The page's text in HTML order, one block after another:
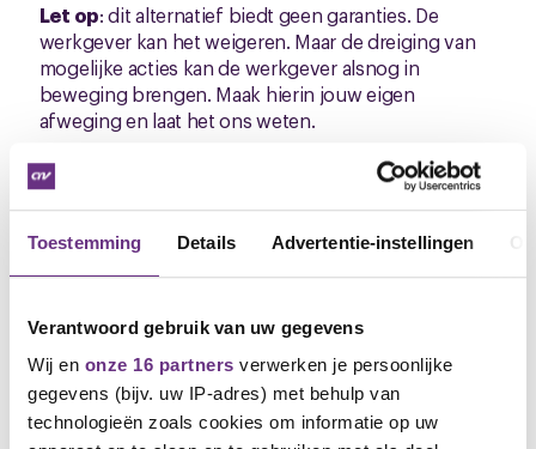
Toestemming Details Advertentie-instellingen
Verantwoord gebruik van uw gegevens
Wij en onze 16 partners verwerken je persoonlijke
gegevens (bijv. uw IP-adres) met behulp van
technologieën zoals cookies om informatie op uw
Let op: dit alternatief biedt geen garanties. De
werkgever kan het weigeren. Maar de dreiging van
mogelijke acties kan de werkgever alsnog in
beweging brengen. Maak hierin jouw eigen
afweging en laat het ons weten.
Hoe stem jij?
aparte nieuwsbrief met speciale stemoptie. Mocht jij
hem niet hebben ontvangen, controleer dan jouw
computer als bij jouw e-mailprovider (zoals Gmail,
Outlook, etc.). Houd jouw mailbox dus in de gaten.
En kijk goed naar de uitleg. Jij kan stemmen
met 19 september 2025 16.58 uur
.